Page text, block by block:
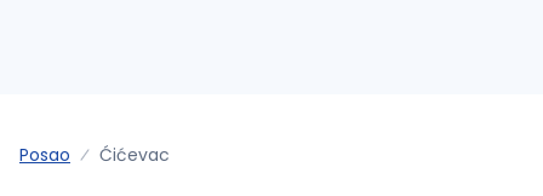
Posao Ćićevac